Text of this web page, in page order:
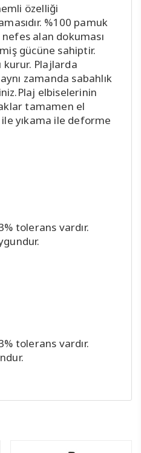
özelliği
%100 pamuk
alan dokuması
gücüne sahiptir.
kurur. Plajlarda
zamanda sabahlık
elbiselerinin
tamamen el
yıkama ile deforme
tolerans vardır.
tolerans vardır.